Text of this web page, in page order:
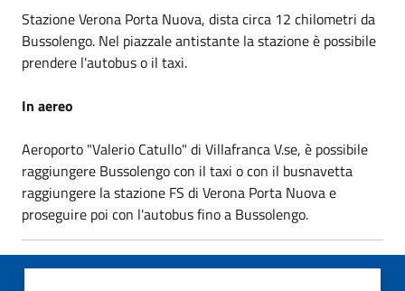
Stazione Verona Porta Nuova, dista circa 12 chilometri da
Bussolengo. Nel piazzale antistante la stazione è possibile
prendere l'autobus o il taxi.
In aereo
Aeroporto "Valerio Catullo" di Villafranca V.se, è possibile
raggiungere Bussolengo con il taxi o con il busnavetta
raggiungere la stazione FS di Verona Porta Nuova e
proseguire poi con l'autobus fino a Bussolengo.